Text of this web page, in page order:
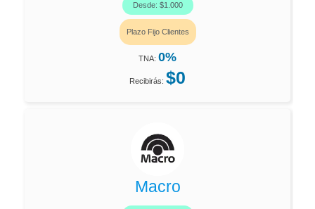
Desde: $1.000
Plazo Fijo Clientes
TNA: 0%
Recibirás: $0
Macro